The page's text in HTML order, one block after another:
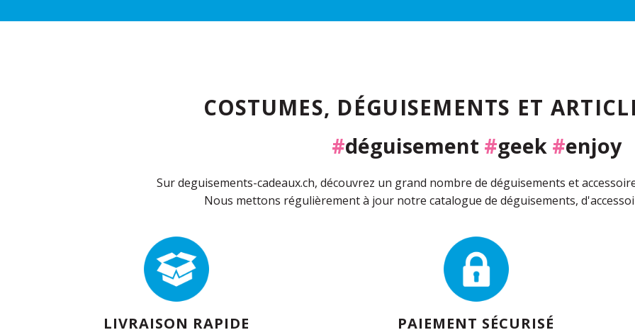
COSTUMES, DÉGUISEMENTS ET
#déguisement #geek #enjoy
Sur deguisements-cadeaux.ch, découvrez un grand nombre de déguisements et
Nous mettons régulièrement à jour notre catalogue de déguisements,
LIVRAISON RAPIDE PAIEMENT SÉCURISÉ